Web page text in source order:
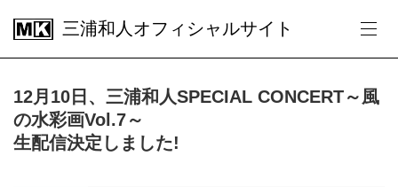
三浦和人オフィシャルサイト
12月10日、三浦和人SPECIAL CONCERT～風
の水彩画Vol.7～
生配信決定しました!